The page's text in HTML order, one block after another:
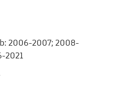
2006-2007; 2008-
2021